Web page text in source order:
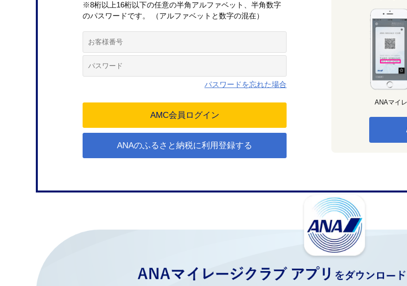
※8桁以上16桁以下の任意の半角アルファベット、半角数字
のパスワードです。 （アルファベットと数字の混在）
パスワードを忘れた場合
ANAのふるさと納税に利用登録する
ANAマイ